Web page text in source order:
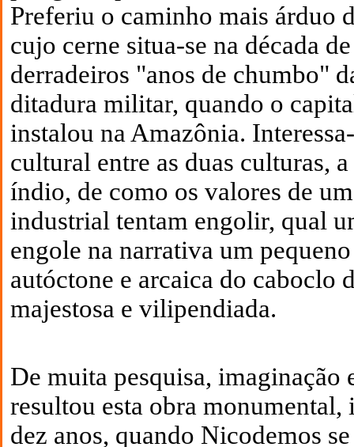
Preferiu o caminho mais árduo
cujo cerne situa-se na década
derradeiros "anos de chumbo"
ditadura militar, quando o
instalou na Amazônia.
cultural entre as duas culturas,
índio, de como os valores de
industrial tentam engolir, qual
engole na narrativa um
autóctone e arcaica do caboclo
majestosa e vilipendiada.
De muita pesquisa, imaginação
resultou esta obra monumental,
dez anos, quando Nicodemos